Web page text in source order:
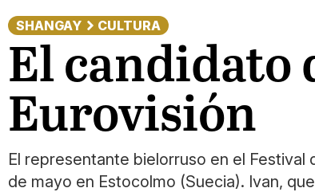
SHANGAY CULTURA
El candidato
Eurovisión
El representante bielorruso en el Festival
de mayo en Estocolmo (Suecia). Ivan,